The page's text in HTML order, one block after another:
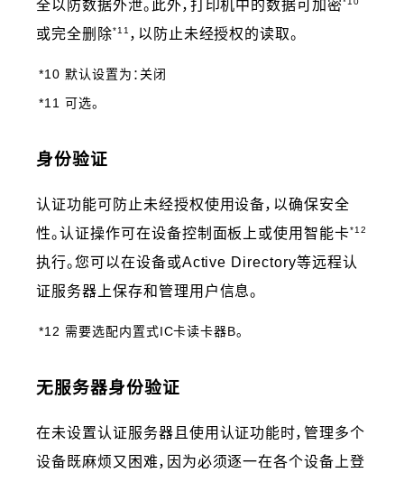
全以防数据外泄。此外，打印机中的数据可加密
或完全删除*11 ，以防止未经授权的读取。
*10 默认设置为：关闭
*11 可选。
身份验证
认证功能可防止未经授权使用设备，以确保安全
性。认证操作可在设备控制面板上或使用智能卡*12
执行。您可以在设备或Active Directory等远程认
证服务器上保存和管理用户信息。
*12 需要选配内置式IC卡读卡器B。
无服务器身份验证
在未设置认证服务器且使用认证功能时，管理多个
设备既麻烦又困难，因为必须逐一在各个设备上登